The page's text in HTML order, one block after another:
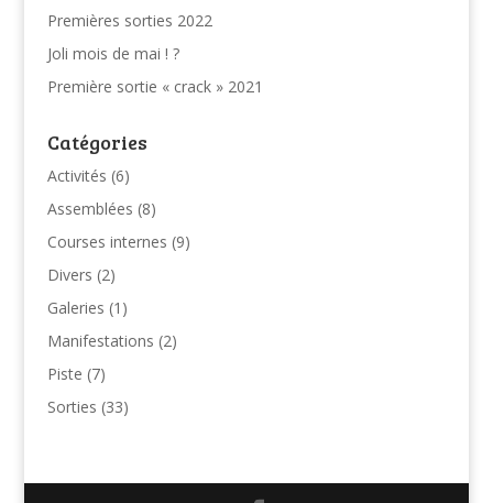
Premières sorties 2022
Joli mois de mai ! ?
Première sortie « crack » 2021
Catégories
Activités (6)
Assemblées (8)
Courses internes (9)
Divers (2)
Galeries (1)
Manifestations (2)
Piste (7)
Sorties (33)